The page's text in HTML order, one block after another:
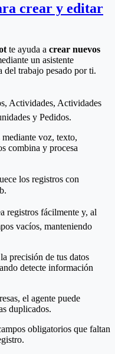
crear y editar
te ayuda a crear nuevos
un asistente
del trabajo pesado por ti.
Actividades, Actividades
y Pedidos.
mediante voz, texto,
combina y procesa
los registros con
registros fácilmente y, al
vacíos, manteniendo
precisión de tus datos
detecte información
el agente puede
duplicados.
obligatorios que faltan